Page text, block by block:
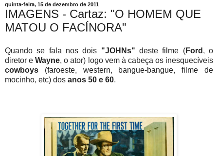
quinta-feira, 15 de dezembro de 2011
IMAGENS - Cartaz: "O HOMEM QUE
MATOU O FACÍNORA"
Quando se fala nos dois "JOHNs" deste filme (Ford , o
diretor eWayne, o ator) logo vem à cabeça os inesquecíveis
cowboys (faroeste, western, bangue-bangue, filme de
mocinho, etc) dos anos 50 e 60.